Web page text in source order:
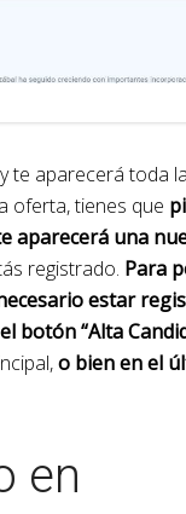
y te aparecerá toda la
oferta, tienes que
aparecerá una
registrado. Para
estar
botón “Alta
o bien en el
en